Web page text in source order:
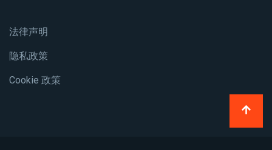
法律声明
隐私政策
Cookie 政策